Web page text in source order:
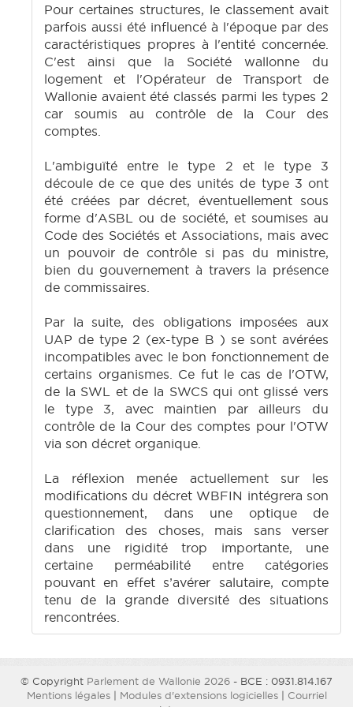
Pour certaines structures, le classement avait
parfois aussi été influencé à l'époque par des
caractéristiques propres à l'entité concernée.
C'est ainsi que la Société wallonne du
logement et l'Opérateur de Transport de
Wallonie avaient été classés parmi les types 2
car soumis au contrôle de la Cour des
comptes.
L'ambiguïté entre le type 2 et le type 3
découle de ce que des unités de type 3 ont
été créées par décret, éventuellement sous
forme d'ASBL ou de société, et soumises au
Code des Sociétés et Associations, mais avec
un pouvoir de contrôle si pas du ministre,
bien du gouvernement à travers la présence
de commissaires.
Par la suite, des obligations imposées aux
UAP de type 2 (ex-type B ) se sont avérées
incompatibles avec le bon fonctionnement de
certains organismes. Ce fut le cas de l'OTW,
de la SWL et de la SWCS qui ont glissé vers
le type 3, avec maintien par ailleurs du
contrôle de la Cour des comptes pour l'OTW
via son décret organique.
La réflexion menée actuellement sur les
modifications du décret WBFIN intégrera son
questionnement, dans une optique de
clarification des choses, mais sans verser
dans une rigidité trop importante, une
certaine perméabilité entre catégories
pouvant en effet s’avérer salutaire, compte
tenu de la grande diversité des situations
rencontrées.
© Copyright Parlement de Wallonie 2026 - BCE : 0931.814.167
Mentions légales| Modules d'extensions logicielles| Courriel